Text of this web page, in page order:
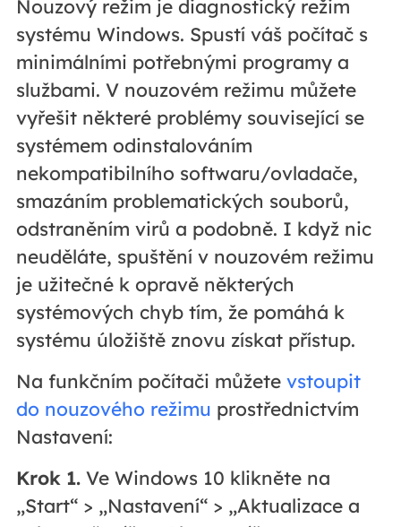
Nouzový režim je diagnostický režim
systému Windows. Spustí váš počítač s
minimálními potřebnými programy a
službami. V nouzovém režimu můžete
vyřešit některé problémy související se
systémem odinstalováním
nekompatibilního softwaru/ovladače,
smazáním problematických souborů,
odstraněním virů a podobně. I když nic
neuděláte, spuštění v nouzovém režimu
je užitečné k opravě některých
systémových chyb tím, že pomáhá k
systému úložiště znovu získat přístup.
Na funkčním počítači můžete vstoupit
do nouzového režimu prostřednictvím
Nastavení:
Krok 1.Ve Windows 10 klikněte na
„Start“ > „Nastavení“ > „Aktualizace a